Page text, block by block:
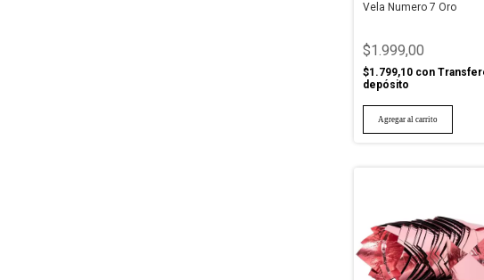
Vela Numero 7 Oro
$1.999,00
$1.799,10 con
depósito